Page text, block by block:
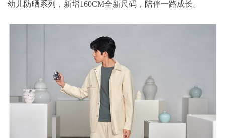
幼儿防晒系列，新增160CM全新尺码，陪伴一路成长。